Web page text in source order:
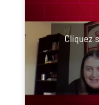
Cliquez